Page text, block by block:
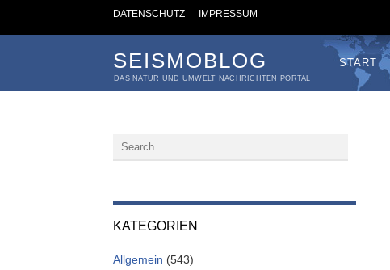
DATENSCHUTZ IMPRESSUM
SEISMOBLOG
DAS NATUR UND UMWELT NACHRICHTEN PORTAL
START
KATEGORIEN
Allgemein (543)